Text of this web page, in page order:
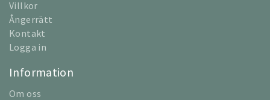
Villkor
Ångerrätt
Kontakt
Logga in
Information
Om oss